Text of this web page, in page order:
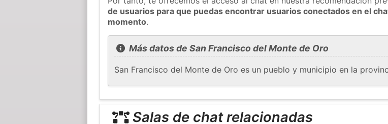
de usuarios para que puedas encontrar usuarios conectados en el
momento.
Más datos de San Francisco del Monte de Oro
San Francisco del Monte de Oro es un pueblo y municipio en la
Salas de chat relacionadas